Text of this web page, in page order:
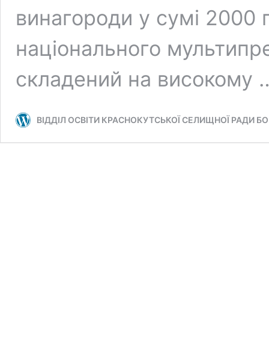
винагороди у сумі
національного
складений на високому
ВІДДІЛ ОСВІТИ КРАСНОКУТСЬКОЇ СЕЛИЩНОЇ РАДИ